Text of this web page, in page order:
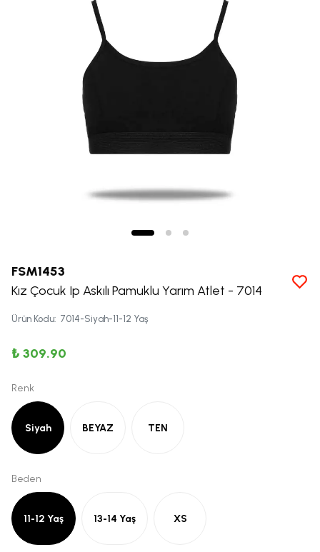
FSM1453
Kız Çocuk Ip Askılı Pamuklu Yarım Atlet - 7014
Ürün Kodu: 7014-Siyah-11-12 Yaş
₺ 309.90
Renk
Siyah BEYAZ TEN
Beden
11-12 Yaş 13-14 Yaş XS